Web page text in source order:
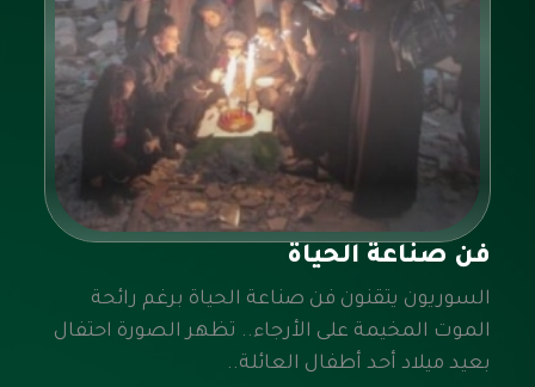
فن صناعة الحياة
السوريون يتقنون فن صناعة الحياة برغم رائحة
الموت المخيمة على الأرجاء.. تظهر الصورة احتفال
بعيد ميلاد أحد أطفال العائلة..